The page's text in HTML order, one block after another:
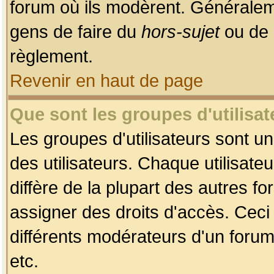
forum où ils modèrent.
gens de faire du hors-sujetou de
règlement.
Revenir en haut de page
Que sont les groupes
Les groupes d'utilisateurs sont
des utilisateurs. Chaque
diffère de la plupart des autres
assigner des droits d'accès.
différents modérateurs d'un
etc.